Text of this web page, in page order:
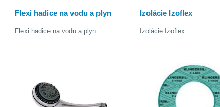
Flexi hadice na vodu a plyn
Flexi hadice na vodu a plyn
Izolácie Izoflex
Izolácie Izoflex